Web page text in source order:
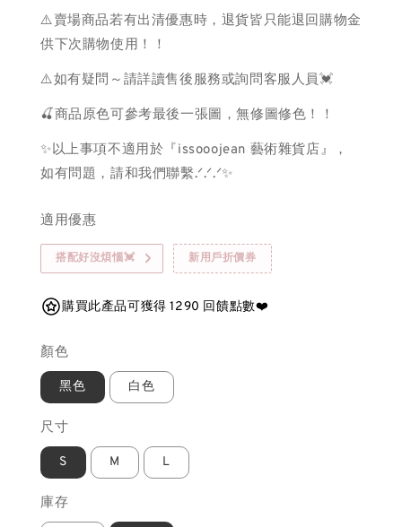
⚠️賣場商品若有出清優惠時，退貨皆只能退回購物金
供下次購物使用！！
⚠️如有疑問～請詳讀售後服務或詢問客服人員💓
🍒商品原色可參考最後一張圖，無修圖修色！！
✨以上事項不適用於『issooojean 藝術雜貨店』，
如有問題，請和我們聯繫.ᐟ.ᐟ.ᐟ✨
適用優惠
搭配好沒煩惱💓 新用戶折價券
購買此產品可獲得 1290 回饋點數❤️
顏色
黑色 白色
尺寸
S M L
庫存